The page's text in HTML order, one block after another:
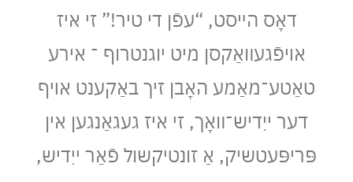
דאָס הײסט, “עפֿן די טיר!” זי איז
אױפֿגעװאַקסן מיט יוגנטרוף ־ אירע
טאַטע־מאַמע האָבן זיך באַקענט אױף
דער ייִדיש־װאָך, זי איז געגאַנגען אין
פּריפּעטשיק, אַ זונטיקשול פֿאַר ייִדיש,